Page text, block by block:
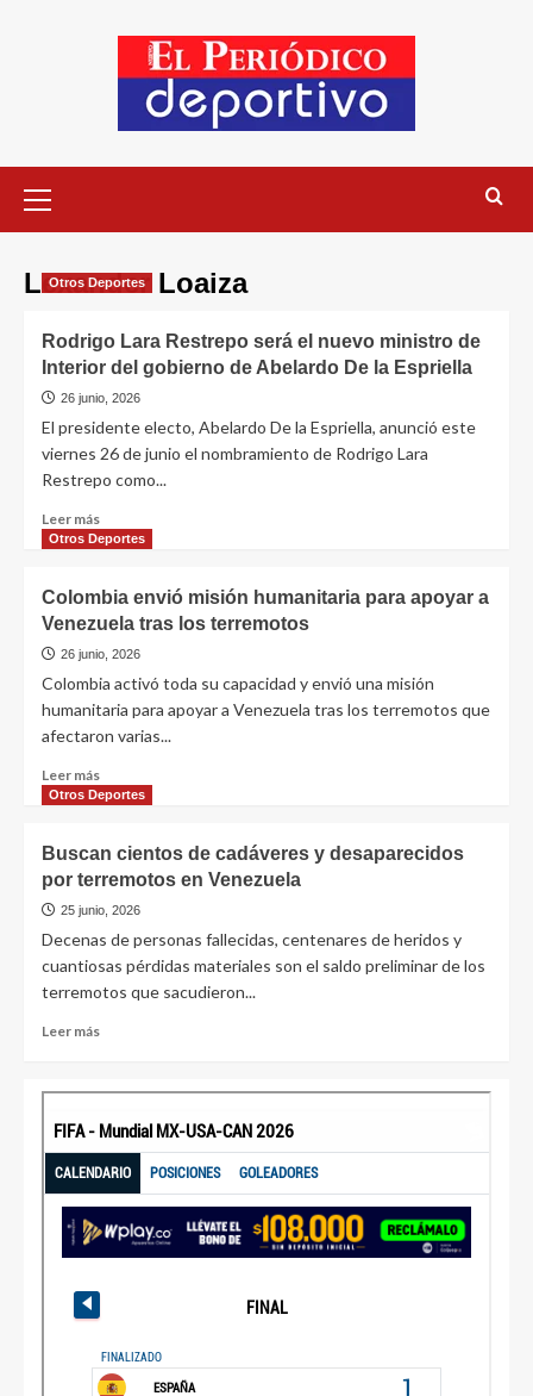
Lexander Loaiza
Otros Deportes
Rodrigo Lara Restrepo será el nuevo ministro de
Interior del gobierno de Abelardo De la Espriella
26 junio, 2026
El presidente electo, Abelardo De la Espriella, anunció este
viernes 26 de junio el nombramiento de Rodrigo Lara
Restrepo como...
Leer más
Otros Deportes
Colombia envió misión humanitaria para apoyar a
Venezuela tras los terremotos
26 junio, 2026
Colombia activó toda su capacidad y envió una misión
humanitaria para apoyar a Venezuela tras los terremotos que
afectaron varias...
Leer más
Otros Deportes
Buscan cientos de cadáveres y desaparecidos
por terremotos en Venezuela
25 junio, 2026
Decenas de personas fallecidas, centenares de heridos y
cuantiosas pérdidas materiales son el saldo preliminar de los
terremotos que sacudieron...
Leer más